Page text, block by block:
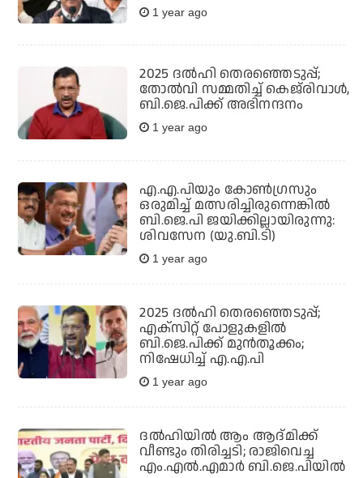
1 year ago
2025 ദല്‍ഹി തെരഞ്ഞെടുപ്പ്;
തോല്‍വി സമ്മതിച്ച് കെജ്‌രിവാള്‍,
ബി.ജെ.പിക്ക് അഭിനന്ദനം
1 year ago
എ.എ.പിയും കോണ്‍ഗ്രസും
ഒരുമിച്ച് മത്സരിച്ചിരുന്നെങ്കില്‍
ബി.ജെ.പി ജയിക്കില്ലായിരുന്നു:
ശിവസേന (യു.ബി.ടി)
1 year ago
2025 ദല്‍ഹി തെരഞ്ഞെടുപ്പ്;
എക്‌സിറ്റ് പോളുകളിൽ
ബി.ജെ.പിക്ക് മുന്‍തൂക്കം;
നിഷേധിച്ച് എ.എ.പി
1 year ago
ദല്‍ഹിയില്‍ ആം ആദ്മിക്ക്
വീണ്ടും തിരിച്ചടി; രാജിവെച്ച
എം.എല്‍.എമാര്‍ ബി.ജെ.പിയില്‍